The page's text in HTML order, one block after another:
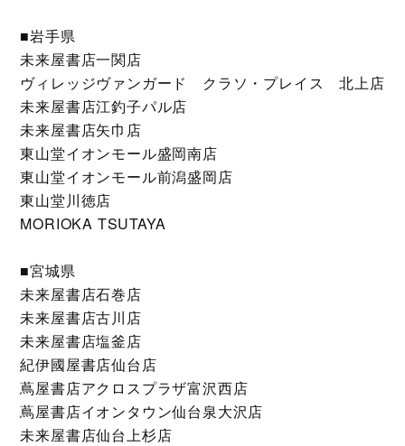
■岩手県
未来屋書店一関店
ヴィレッジヴァンガード クラソ・プレイス 北上店
未来屋書店江釣子パル店
未来屋書店矢巾店
東山堂イオンモール盛岡南店
東山堂イオンモール前潟盛岡店
東山堂川徳店
MORIOKA TSUTAYA
■宮城県
未来屋書店石巻店
未来屋書店古川店
未来屋書店塩釜店
紀伊國屋書店仙台店
蔦屋書店アクロスプラザ富沢西店
蔦屋書店イオンタウン仙台泉大沢店
未来屋書店仙台上杉店